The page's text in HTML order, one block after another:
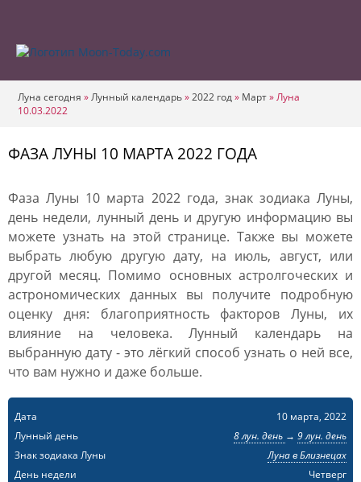
Луна сегодня »Лунный календарь»2022 год» Март»Луна
10.03.2022
ФАЗА ЛУНЫ 10 МАРТА 2022 ГОДА
Фаза Луны 10 марта 2022 года, знак зодиака Луны,
день недели, лунный день и другую информацию вы
можете узнать на этой странице. Также вы можете
выбрать любую другую дату, на июль, август, или
другой месяц. Помимо основных астролгоческих и
астрономических данных вы получите подробную
оценку дня: благоприятность факторов Луны, их
влияние на человека. Лунный календарь на
выбранную дату - это лёгкий способ узнать о ней все,
что вам нужно и даже больше.
Дата
10 марта, 2022
Лунный день
8 лун. день → 9 лун. день
Знак зодиака Луны
Луна в Близнецах
День недели
Четверг